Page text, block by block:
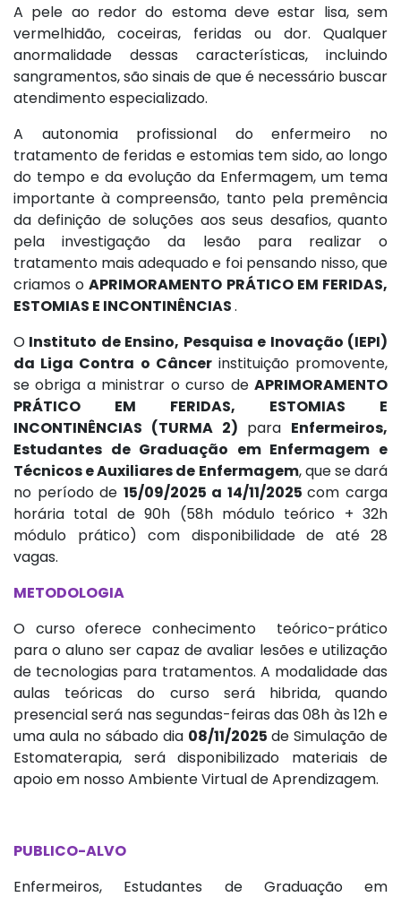
A pele ao redor do estoma deve estar lisa, sem
vermelhidão, coceiras, feridas ou dor. Qualquer
anormalidade dessas características, incluindo
sangramentos, são sinais de que é necessário buscar
atendimento especializado.
A autonomia profissional do enfermeiro no
tratamento de feridas e estomias tem sido, ao longo
do tempo e da evolução da Enfermagem, um tema
importante à compreensão, tanto pela premência
da definição de soluções aos seus desafios, quanto
pela investigação da lesão para realizar o
tratamento mais adequado e foi pensando nisso, que
criamos oAPRIMORAMENTO PRÁTICO EM FERIDAS,
ESTOMIAS E INCONTINÊNCIAS.
O Instituto de Ensino, Pesquisa e Inovação (IEPI)
da Liga Contra o Câncerinstituição promovente,
se obriga a ministrar o curso de APRIMORAMENTO
PRÁTICO EM FERIDAS, ESTOMIAS E
INCONTINÊNCIAS (TURMA 2) para Enfermeiros,
Estudantes de Graduação em Enfermagem e
Técnicos e Auxiliares de Enfermagem, que se dará
no período de 15/09/2025 a 14/11/2025com carga
horária total de 90h (58h módulo teórico + 32h
módulo prático) com disponibilidade de até 28
vagas.
METODOLOGIA
O curso oferece conhecimento teórico-prático
para o aluno ser capaz de avaliar lesões e utilização
de tecnologias para tratamentos. A modalidade das
aulas teóricas do curso será hibrida, quando
presencial será nas segundas-feiras das 08h às 12h e
uma aula no sábado dia 08/11/2025 de Simulação de
Estomaterapia, será disponibilizado materiais de
apoio em nosso Ambiente Virtual de Aprendizagem.
PUBLICO-ALVO
Enfermeiros, Estudantes de Graduação em